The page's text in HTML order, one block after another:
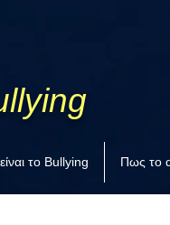
το Bullying Πως το